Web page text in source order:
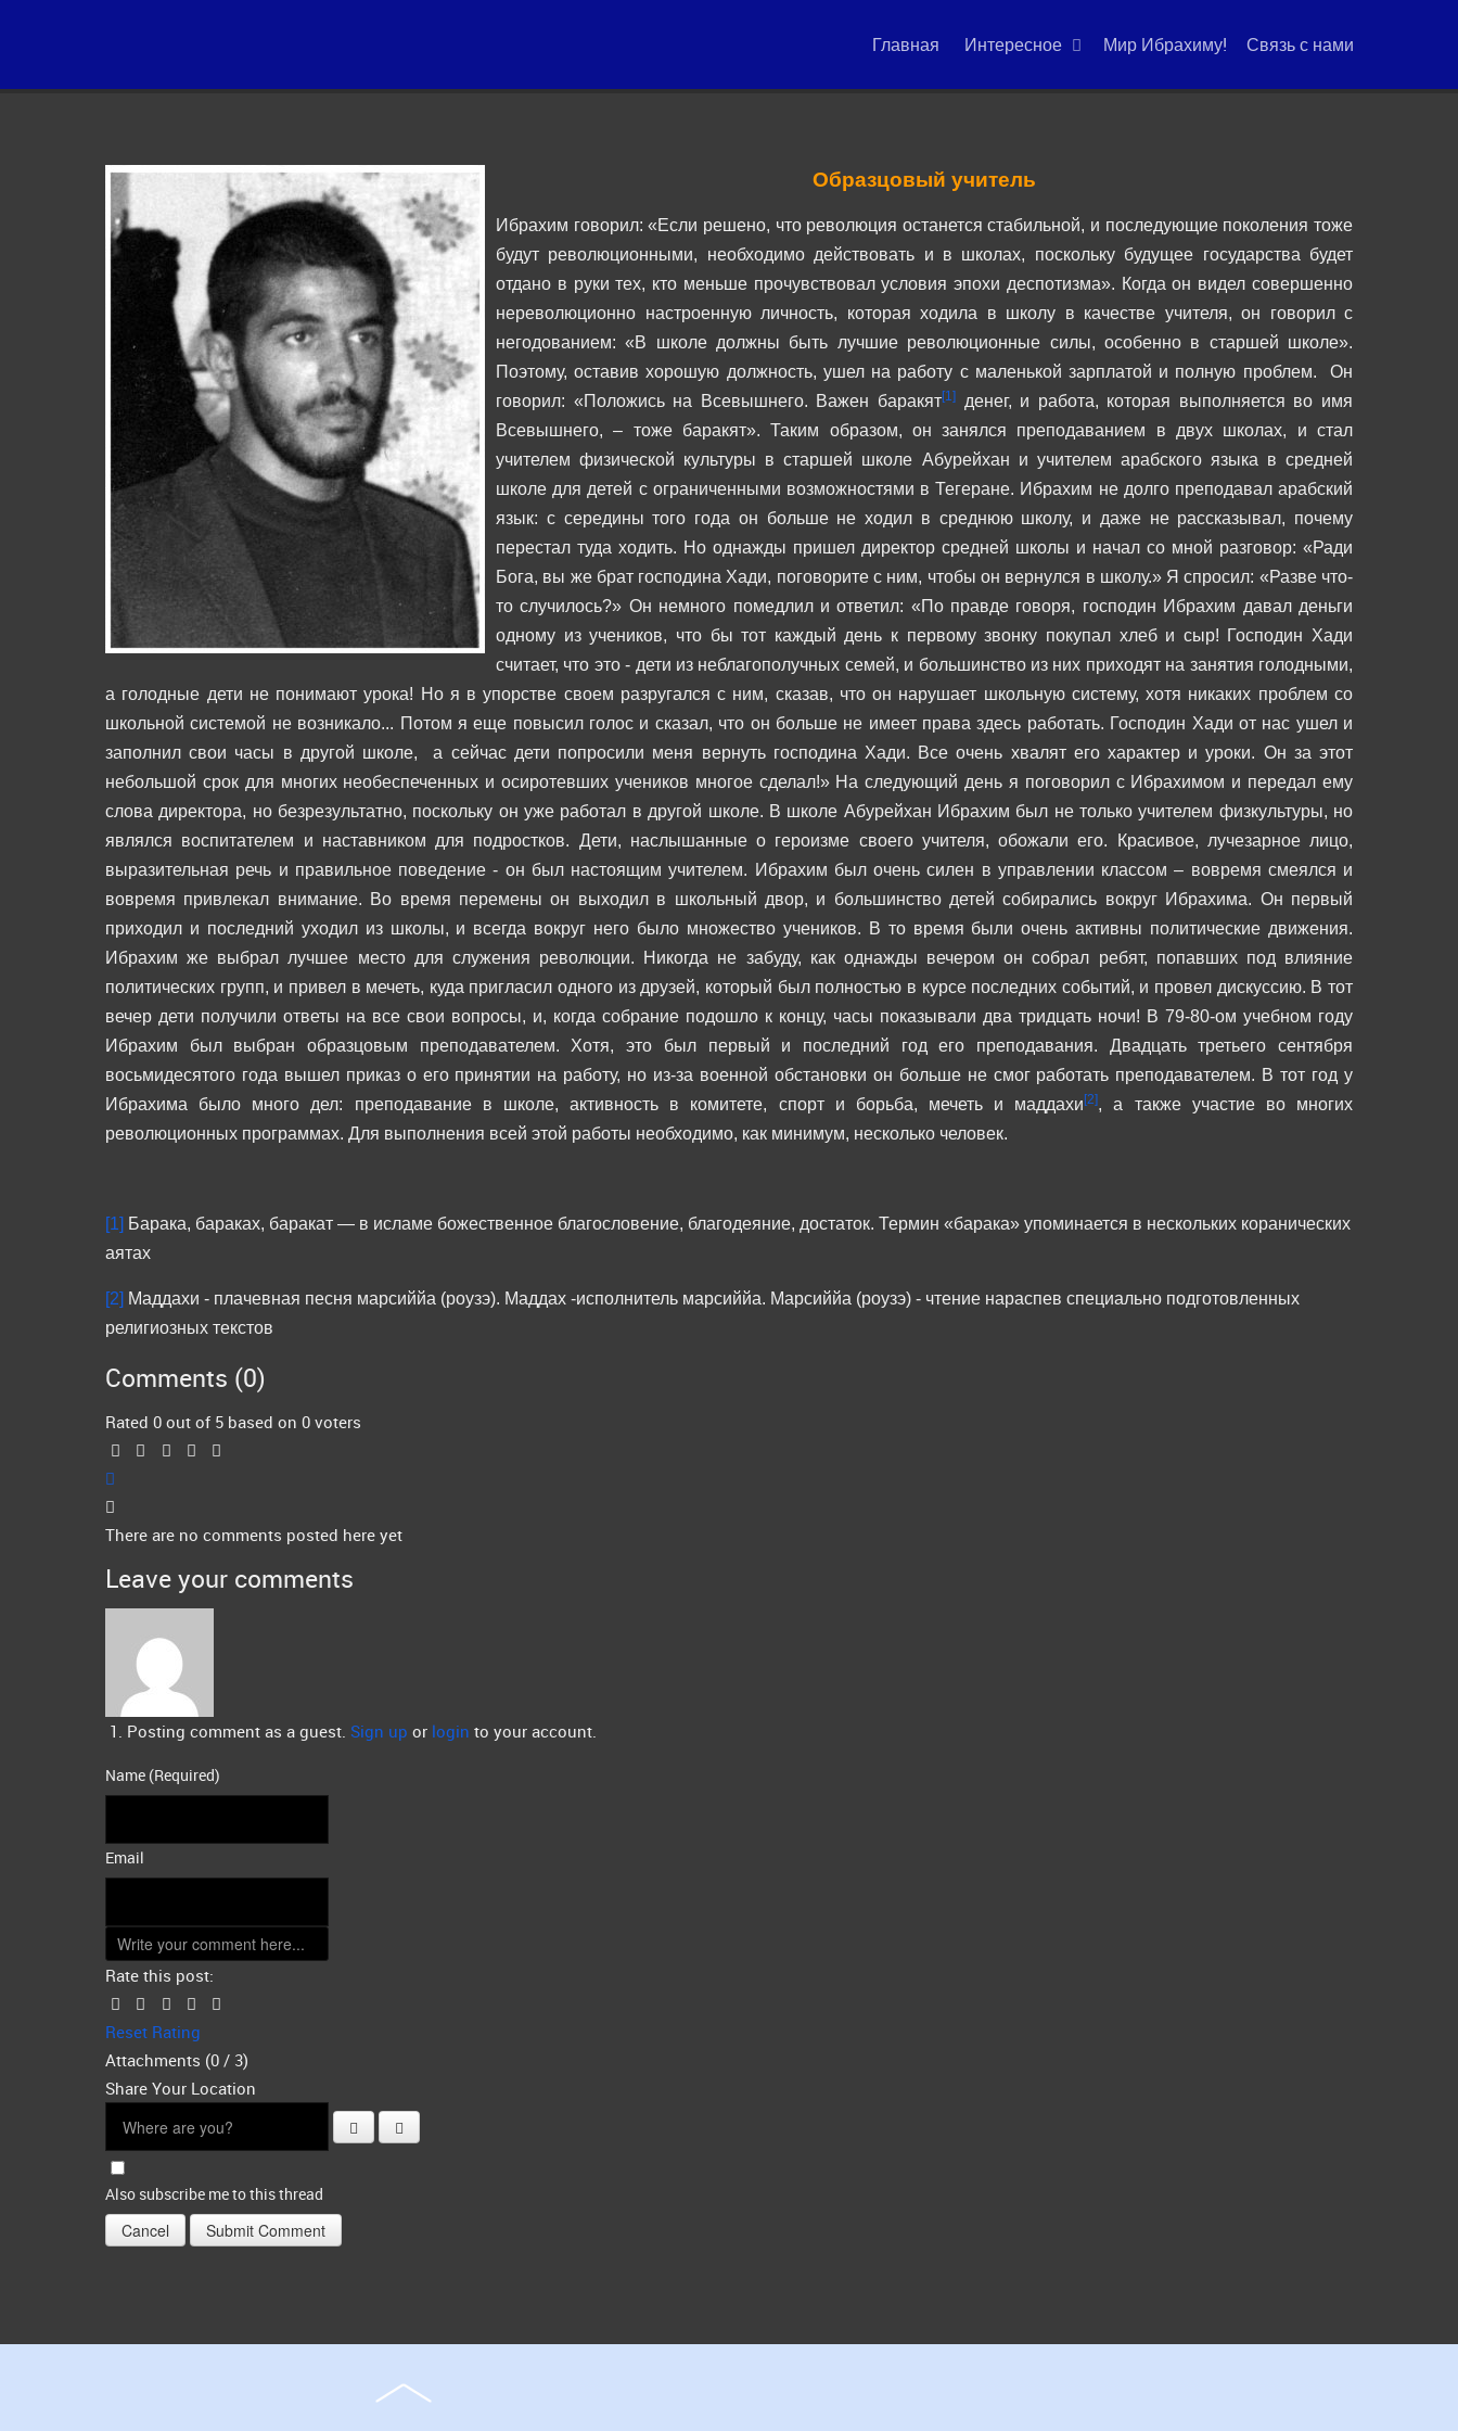
Главная Интересное Мир Ибрахиму! Связь с нами
Образцовый учитель
Ибрахим говорил: «Если решено, что революция останется стабильной, и последующие поколения тоже
будут революционными, необходимо действовать и в школах, поскольку будущее государства будет
отдано в руки тех, кто меньше прочувствовал условия эпохи деспотизма». Когда он видел совершенно
нереволюционно настроенную личность, которая ходила в школу в качестве учителя, он говорил с
негодованием: «В школе должны быть лучшие революционные силы, особенно в старшей школе».
Поэтому, оставив хорошую должность, ушел на работу с маленькой зарплатой и полную проблем.
Он
говорил: «Положись на Всевышнего. Важен баракят[1]денег, и работа, которая выполняется во имя
Всевышнего, – тоже баракят».Таким образом, он занялся преподаванием в двух школах, и стал
учителем физической культуры в старшей школе Абурейхан и учителем арабского языка в средней
школе для детей с ограниченными возможностями в Тегеране. Ибрахим не долго преподавал арабский
язык: с середины того года он больше не ходил в среднюю школу, и даже не рассказывал, почему
перестал туда ходить. Но однажды пришел директор средней школы и начал со мной разговор: «Ради
Бога, вы же брат господина Хади, поговорите с ним, чтобы он вернулся в школу.» Я спросил: «Разве что-
то случилось?» Он немного помедлил и ответил: «По правде говоря, господин Ибрахим давал деньги
одному из учеников, что бы тот каждый день к первому звонку покупал хлеб и сыр! Господин Хади
считает, что это - дети из неблагополучных семей, и большинство из них приходят на занятия голодными,
а голодные дети не понимают урока! Но я в упорстве своем разругался с ним, сказав, что он нарушает школьную систему, хотя никаких проблем со
школьной системой не возникало... Потом я еще повысил голос и сказал, что он больше не имеет права здесь работать. Господин Хади от нас ушел и
заполнил свои часы в другой школе, а сейчас дети попросили меня вернуть господина Хади. Все очень хвалят его характер и уроки. Он за этот
небольшой срок для многих необеспеченных и осиротевших учеников многое сделал!» На следующий день я поговорил с Ибрахимом и передал ему
слова директора, но безрезультатно, поскольку он уже работал в другой школе. В школе Абурейхан Ибрахим был не только учителем физкультуры, но
являлся воспитателем и наставником для подростков. Дети, наслышанные о героизме своего учителя, обожали его.
Красивое, лучезарное лицо,
выразительная речь и правильное поведение - он был настоящим учителем. Ибрахим был очень силен в управлении классом – вовремя смеялся и
вовремя привлекал внимание. Во время перемены он выходил в школьный двор, и большинство детей собирались вокруг Ибрахима. Он первый
приходил и последний уходил из школы, и всегда вокруг него было множество учеников. В то время были очень активны политические движения.
Ибрахим же выбрал лучшее место для служения революции.
Никогда не забуду, как однажды вечером он собрал ребят, попавших под влияние
политических групп, и привел в мечеть, куда пригласил одного из друзей, который был полностью в курсе последних событий, и провел дискуссию. В тот
вечер дети получили ответы на все свои вопросы, и, когда собрание подошло к концу, часы показывали два тридцать ночи! В 79-80-ом учебном году
Ибрахим был выбран образцовым преподавателем. Хотя, это был первый и последний год его преподавания. Двадцать третьего сентября
восьмидесятого года вышел приказ о его принятии на работу, но из-за военной обстановки он больше не смог работать преподавателем. В тот год у
Ибрахима было много дел: преподавание в школе, активность в комитете, спорт и борьба, мечеть и маддахи [2], а также участие во многих
революционных программах. Для выполнения всей этой работы необходимо, как минимум, несколько человек.
[1] Барака, бараках, баракат — в исламе божественное благословение, благодеяние, достаток. Термин «барака» упоминается в нескольких коранических
аятах
[2] Маддахи - плачевная песня марсиййа (роузэ). Маддах -исполнитель марсиййа. Марсиййа (роузэ) - чтение нараспев специально подготовленных
религиозных текстов
Comments (0)
Rated 0 out of 5 based on 0 voters
There are no comments posted here yet
Leave your comments
Posting comment as a guest. Sign up or login to your account.
Name (Required)
Email
Rate this post:
Reset Rating
Attachments (0 / 3)
Share Your Location
Also subscribe me to this thread
Cancel Submit Comment